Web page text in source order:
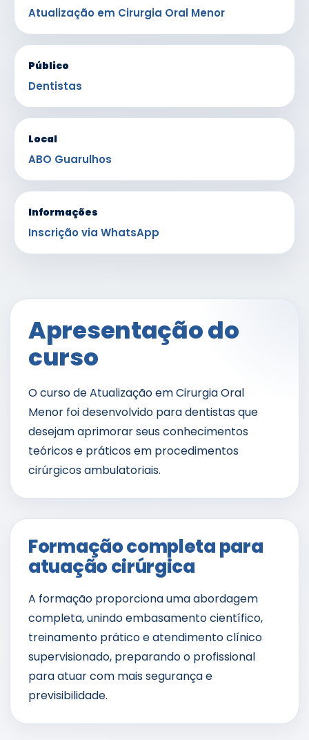
Atualização em Cirurgia Oral Menor
Público
Dentistas
Local
ABO Guarulhos
Informações
Inscrição via WhatsApp
Apresentação do
curso
O curso de Atualização em Cirurgia Oral
Menor foi desenvolvido para dentistas que
desejam aprimorar seus conhecimentos
teóricos e práticos em procedimentos
cirúrgicos ambulatoriais.
Formação completa para
atuação cirúrgica
A formação proporciona uma abordagem
completa, unindo embasamento científico,
treinamento prático e atendimento clínico
supervisionado, preparando o profissional
para atuar com mais segurança e
previsibilidade.